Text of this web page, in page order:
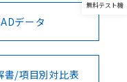
データ
書/項目別対比表
無料テスト機